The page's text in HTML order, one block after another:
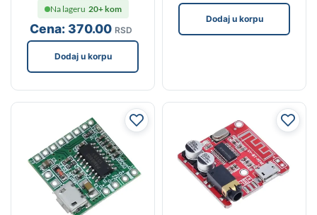
Cena:370.00 RSD
Na lageru 20+ kom
Dodaj u korpu
Dodaj u korpu